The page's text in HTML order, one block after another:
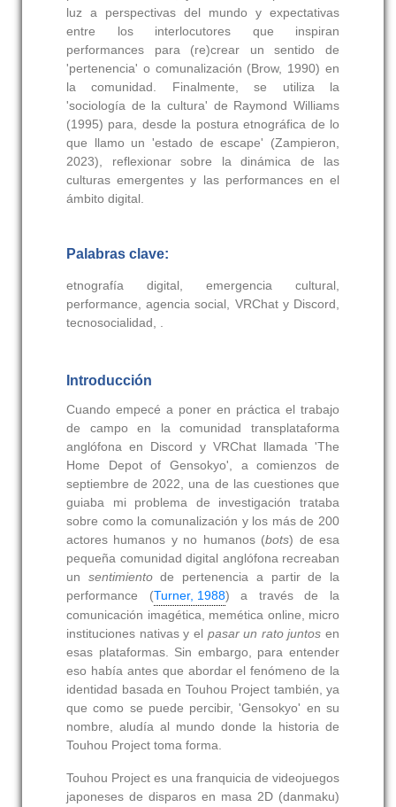
luz a perspectivas del mundo y expectativas
entre los interlocutores que inspiran
performances para (re)crear un sentido de
'pertenencia' o comunalización (Brow, 1990) en
la comunidad. Finalmente, se utiliza la
'sociología de la cultura' de Raymond Williams
(1995) para, desde la postura etnográfica de lo
que llamo un 'estado de escape' (Zampieron,
2023), reflexionar sobre la dinámica de las
culturas emergentes y las performances en el
ámbito digital.
Palabras clave:
etnografía digital, emergencia cultural,
performance, agencia social, VRChat y Discord,
tecnosocialidad, .
Introducción
Cuando empecé a poner en práctica el trabajo
de campo en la comunidad transplataforma
anglófona en Discord y VRChat llamada 'The
Home Depot of Gensokyo', a comienzos de
septiembre de 2022, una de las cuestiones que
guiaba mi problema de investigación trataba
sobre como la comunalización y los más de 200
actores humanos y no humanos (bots) de esa
pequeña comunidad digital anglófona recreaban
un sentimientode pertenencia a partir de la
performance (Turner, 1988) a través de la
comunicación imagética, memética online, micro
instituciones nativas y el pasar un rato juntos en
esas plataformas. Sin embargo, para entender
eso había antes que abordar el fenómeno de la
identidad basada en Touhou Project también, ya
que como se puede percibir, 'Gensokyo' en su
nombre, aludía al mundo donde la historia de
Touhou Project toma forma.
Touhou Project es una franquicia de videojuegos
japoneses de disparos en masa 2D (danmaku)